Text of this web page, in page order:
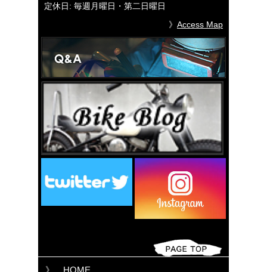
定休日: 毎週月曜日・第二日曜日
》 Access Map